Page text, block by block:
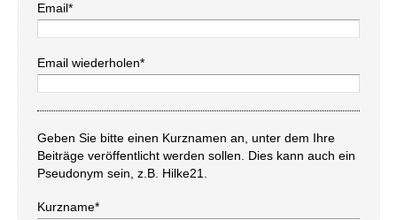
Email*
Email wiederholen*
Geben Sie bitte einen Kurznamen an, unter dem Ihre
Beiträge veröffentlicht werden sollen. Dies kann auch ein
Pseudonym sein, z.B. Hilke21.
Kurzname*